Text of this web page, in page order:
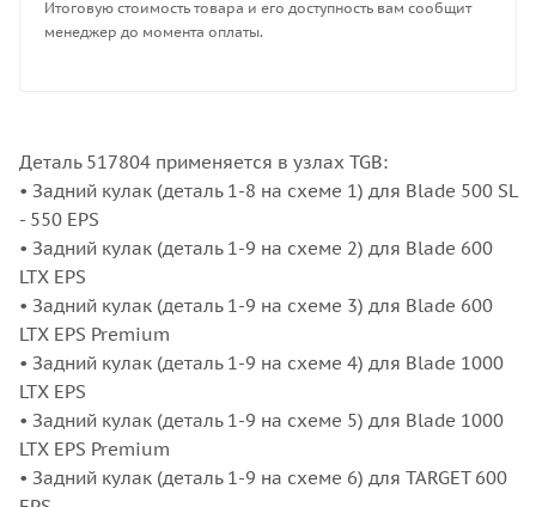
Итоговую стоимость товара и его доступность вам сообщит
менеджер до момента оплаты.
Деталь 517804 применяется в узлах TGB:
• Задний кулак (деталь 1-8 на схеме 1) для Blade 500 SL
- 550 EPS
• Задний кулак (деталь 1-9 на схеме 2) для Blade 600
LTX EPS
• Задний кулак (деталь 1-9 на схеме 3) для Blade 600
LTX EPS Premium
• Задний кулак (деталь 1-9 на схеме 4) для Blade 1000
LTX EPS
• Задний кулак (деталь 1-9 на схеме 5) для Blade 1000
LTX EPS Premium
• Задний кулак (деталь 1-9 на схеме 6) для TARGET 600